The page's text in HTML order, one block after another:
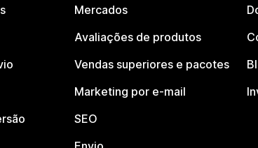
Mercados
Avaliações de produtos
Vendas superiores e pacotes
Marketing por e-mail
SEO